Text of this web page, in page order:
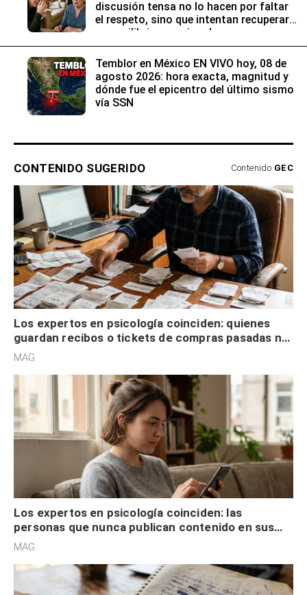
discusión tensa no lo hacen por faltar
el respeto, sino que intentan recuperar
su equilibrio emocional
Temblor en México EN VIVO hoy, 08 de
agosto 2026: hora exacta, magnitud y
dónde fue el epicentro del último sismo
vía SSN
CONTENIDO SUGERIDO Contenido GEC
Los expertos en psicología coinciden: quienes
guardan recibos o tickets de compras pasadas no
son acumuladores, sino que tienen necesidad de
MAG.
Los expertos en psicología coinciden: las
personas que nunca publican contenido en sus
redes sociales no pretenden buscar validación
MAG.